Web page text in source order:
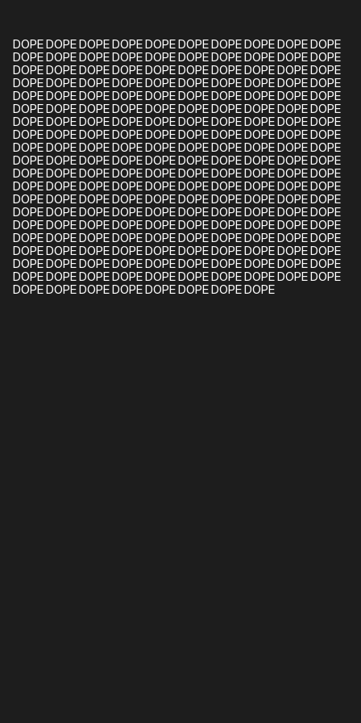
DOPE DOPE DOPE DOPE DOPE DOPE DOPE DOPE DOPE DOPE
DOPE DOPE DOPE DOPE DOPE DOPE DOPE DOPE DOPE DOPE
DOPE DOPE DOPE DOPE DOPE DOPE DOPE DOPE DOPE DOPE
DOPE DOPE DOPE DOPE DOPE DOPE DOPE DOPE DOPE DOPE
DOPE DOPE DOPE DOPE DOPE DOPE DOPE DOPE DOPE DOPE
DOPE DOPE DOPE DOPE DOPE DOPE DOPE DOPE DOPE DOPE
DOPE DOPE DOPE DOPE DOPE DOPE DOPE DOPE DOPE DOPE
DOPE DOPE DOPE DOPE DOPE DOPE DOPE DOPE DOPE DOPE
DOPE DOPE DOPE DOPE DOPE DOPE DOPE DOPE DOPE DOPE
DOPE DOPE DOPE DOPE DOPE DOPE DOPE DOPE DOPE DOPE
DOPE DOPE DOPE DOPE DOPE DOPE DOPE DOPE DOPE DOPE
DOPE DOPE DOPE DOPE DOPE DOPE DOPE DOPE DOPE DOPE
DOPE DOPE DOPE DOPE DOPE DOPE DOPE DOPE DOPE DOPE
DOPE DOPE DOPE DOPE DOPE DOPE DOPE DOPE DOPE DOPE
DOPE DOPE DOPE DOPE DOPE DOPE DOPE DOPE DOPE DOPE
DOPE DOPE DOPE DOPE DOPE DOPE DOPE DOPE DOPE DOPE
DOPE DOPE DOPE DOPE DOPE DOPE DOPE DOPE DOPE DOPE
DOPE DOPE DOPE DOPE DOPE DOPE DOPE DOPE DOPE DOPE
DOPE DOPE DOPE DOPE DOPE DOPE DOPE DOPE DOPE DOPE